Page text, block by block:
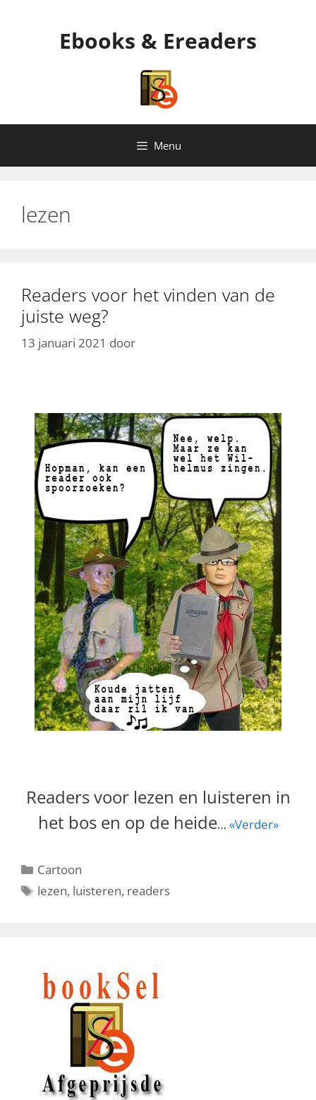
Ebooks & Ereaders
Menu
lezen
Readers voor het vinden van de
juiste weg?
13 januari 2021 door
Readers voor lezen en luisteren in
het bos en op de heide… «Verder»
Categorieën
Cartoon
Tags
lezen, luisteren, readers